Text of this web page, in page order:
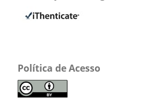
Política de Acesso